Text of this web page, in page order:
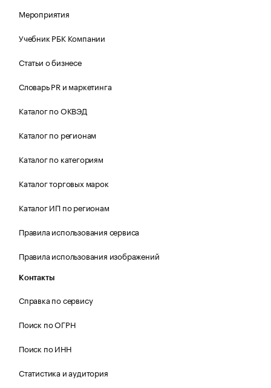
Мероприятия
Учебник РБК Компании
Статьи о бизнесе
Словарь PR и маркетинга
Каталог по ОКВЭД
Каталог по регионам
Каталог по категориям
Каталог торговых марок
Каталог ИП по регионам
Правила использования сервиса
Правила использования изображений
Контакты
Справка по сервису
Поиск по ОГРН
Поиск по ИНН
Статистика и аудитория